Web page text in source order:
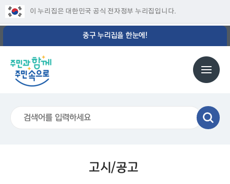
이 누리집은 대한민국 공식 전자정부 누리집입니다.
중구 누리집을 한눈에!
고시/공고